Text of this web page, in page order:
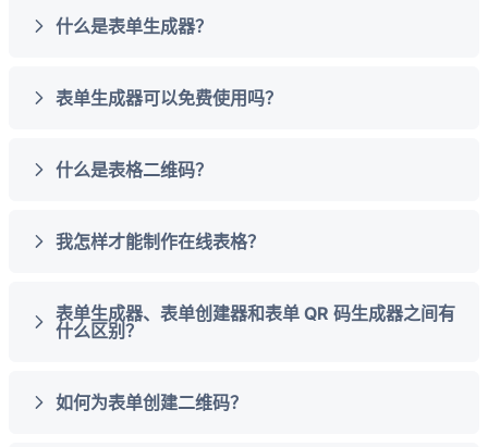
什么是表单生成器？
表单生成器可以免费使用吗？
什么是表格二维码？
我怎样才能制作在线表格？
表单生成器、表单创建器和表单 QR 码生成器之间有
什么区别？
如何为表单创建二维码？